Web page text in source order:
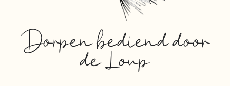
Dorpen bediend door
de Loup